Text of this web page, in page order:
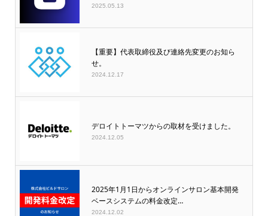
2025.05.13
【重要】代表取締役及び連絡先変更のお知ら
せ。
2024.12.17
デロイトトーマツからの取材を受けました。
2024.12.05
2025年1月1日からオンラインサロン基本開発
ベースシステムの料金改定…
2024.12.02